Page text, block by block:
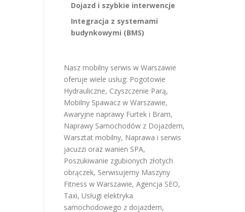
Dojazd i szybkie interwencje
Integracja z systemami
budynkowymi (BMS)
Nasz mobilny serwis w Warszawie
oferuje wiele usług: Pogotowie
Hydrauliczne, Czyszczenie Parą,
Mobilny Spawacz w Warszawie,
Awaryjne naprawy Furtek i Bram,
Naprawy Samochodów z Dojazdem,
Warsztat mobilny, Naprawa i serwis
jacuzzi oraz wanien SPA,
Poszukiwanie zgubionych złotych
obrączek, Serwisujemy Maszyny
Fitness w Warszawie, Agencja SEO,
Taxi, Usługi elektryka
samochodowego z dojazdem,